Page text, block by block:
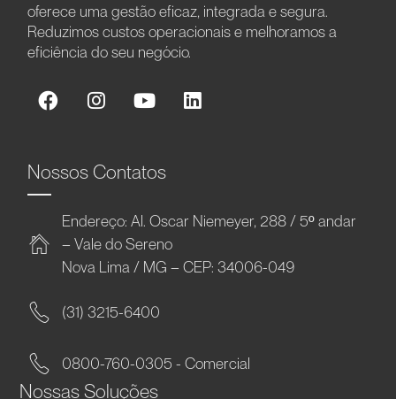
oferece uma gestão eficaz, integrada e segura.
Reduzimos custos operacionais e melhoramos a
eficiência do seu negócio.
Nossos Contatos
Endereço: Al. Oscar Niemeyer, 288 / 5º andar
– Vale do Sereno
Nova Lima / MG – CEP: 34006-049
(31) 3215-6400
0800-760-0305 - Comercial
Nossas Soluções